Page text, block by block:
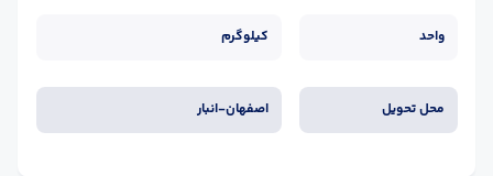
واحد کیلوگرم
محل تحویل اصفهان-انبار